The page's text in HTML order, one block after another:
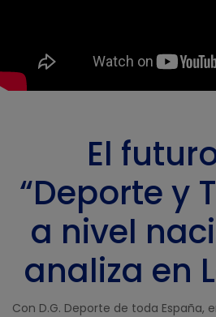
El
“Deporte y
a nivel
analiza en
Con D.G. Deporte de toda España,